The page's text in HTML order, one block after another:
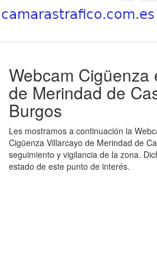
Webcam Cigüenza
de Merindad de
Burgos
Les mostramos a continuación la
Cigüenza Villarcayo de Merindad de
seguimiento y vigilancia de la zona.
estado de este punto de interés.